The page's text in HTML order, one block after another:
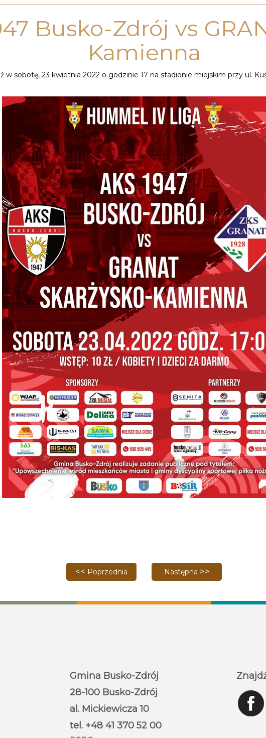
Busko-Zdrój vs
Kamienna
sobotę, 23 kwietnia 2022 o godzinie 17 na stadionie miejskim przy ul.
Poprzednia strona: Otwarcie wypożyczalni rowerów w
Poprzednia Następna strona: Ruszyła
Następna
Gmina Busko-Zdrój
28-100 Busko-Zdrój
al. Mickiewicza 10
tel. +48 41 370 52 00